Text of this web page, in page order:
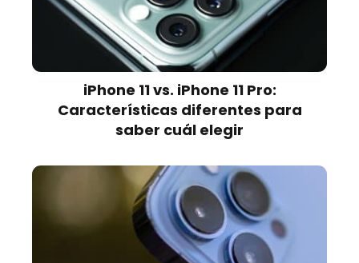
iPhone 11 vs. iPhone 11 Pro:
Características diferentes para
saber cuál elegir